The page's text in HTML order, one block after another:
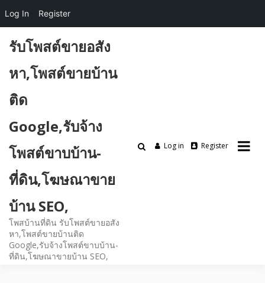
content
รับโพสต์ขายอสัง
หา,โพสต์ขายบ้าน
ติด
Google,รับจ้าง
โพสต์ขาบบ้าน-
ที่ดิน,โฆษณาขาย
บ้าน SEO,
โพสบ้านที่ดิน รับโพสต์ขายอสัง
หา,โพสต์ขายบ้านติด
Google,รับจ้างโพสต์ขาบบ้าน-
ที่ดิน,โฆษณาขายบ้าน SEO,
Log in Register
Log In Register